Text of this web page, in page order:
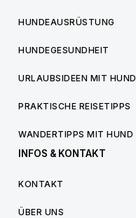
HUNDEAUSRÜSTUNG
HUNDEGESUNDHEIT
URLAUBSIDEEN MIT HUND
PRAKTISCHE REISETIPPS
WANDERTIPPS MIT HUND
INFOS & KONTAKT
KONTAKT
ÜBER UNS